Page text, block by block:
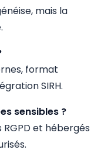
mais la
format
SIRH.
sensibles ?
RGPD et hébergés